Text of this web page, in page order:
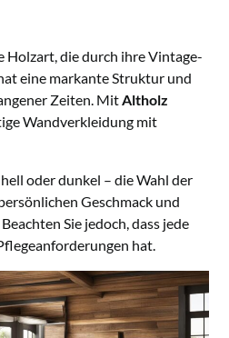
Holzart, die durch ihre Vintage-
eine markante Struktur und
Zeiten. MitAltholz
Wandverkleidung mit
oder dunkel – die Wahl der
Geschmack und
Sie jedoch, dass jede
hat.